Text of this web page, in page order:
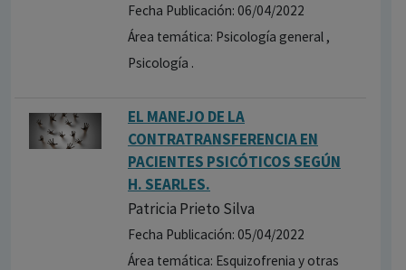
Fecha Publicación: 06/04/2022
Área temática: Psicología general ,
Psicología .
EL MANEJO DE LA
CONTRATRANSFERENCIA EN
PACIENTES PSICÓTICOS SEGÚN
H. SEARLES.
Patricia Prieto Silva
Fecha Publicación: 05/04/2022
Área temática: Esquizofrenia y otras